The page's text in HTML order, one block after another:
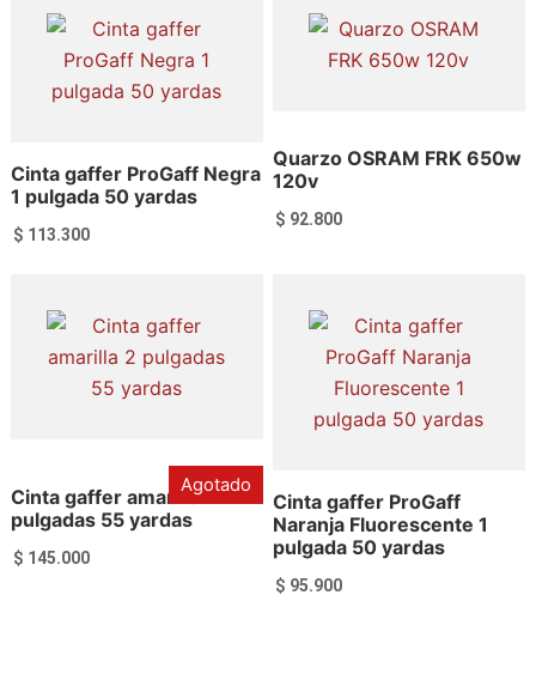
Cinta gaffer ProGaff Negra
1 pulgada 50 yardas
$ 113.300
Añadir al carrito
Quarzo OSRAM FRK 650w
120v
$ 92.800
Añadir al carrito
Cinta gaffer amarilla 2
pulgadas 55 yardas
$ 145.000
Agotado
Cinta gaffer ProGaff
Naranja Fluorescente 1
pulgada 50 yardas
$ 95.900